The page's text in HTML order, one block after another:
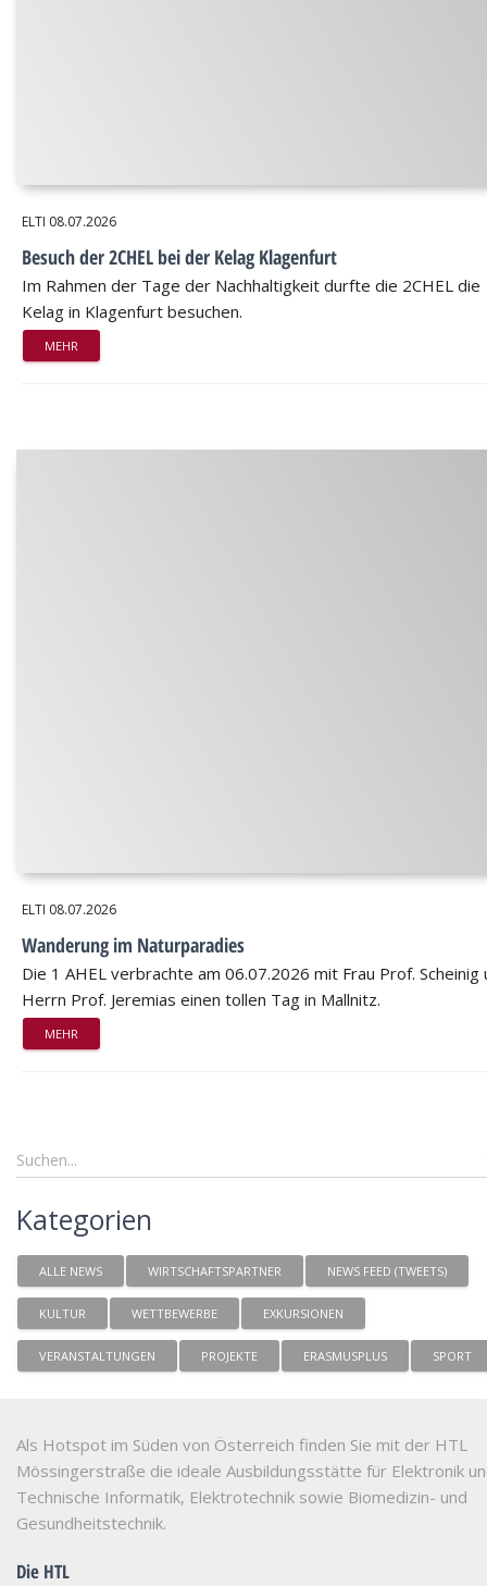
ELTI 08.07.2026
Besuch der 2CHEL bei der Kelag Klagenfurt
Im Rahmen der Tage der Nachhaltigkeit durfte die 2CHEL die
Kelag in Klagenfurt besuchen.
MEHR
ELTI 08.07.2026
Wanderung im Naturparadies
Die 1 AHEL verbrachte am 06.07.2026 mit Frau Prof. Scheinig
Herrn Prof. Jeremias einen tollen Tag in Mallnitz.
MEHR
Kategorien
ALLE NEWS WIRTSCHAFTSPARTNER NEWS FEED (TWEETS)
KULTUR WETTBEWERBE EXKURSIONEN
VERANSTALTUNGEN PROJEKTE ERASMUSPLUS SPORT
Als Hotspot im Süden von Österreich finden Sie mit der HTL
Mössingerstraße die ideale Ausbildungsstätte für Elektronik
Technische Informatik, Elektrotechnik sowie Biomedizin- und
Gesundheitstechnik.
Die HTL